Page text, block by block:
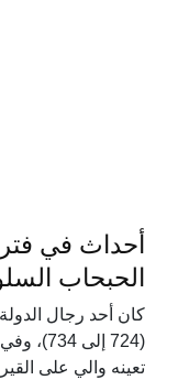
أحداث في
الحبحاب
كان أحد رجال
(724
تعينه والي على